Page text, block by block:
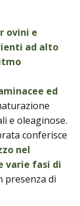
ovini e
ad alto
ed
e oleaginose.
conferisce
nel
varie fasi di
presenza di